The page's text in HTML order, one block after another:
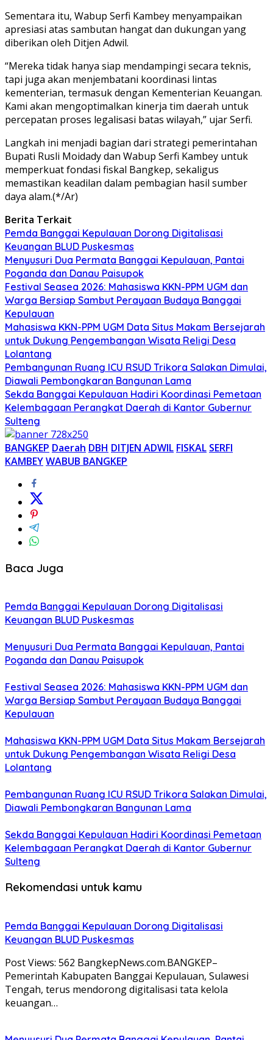
Sementara itu, Wabup Serfi Kambey menyampaikan
apresiasi atas sambutan hangat dan dukungan yang
diberikan oleh Ditjen Adwil.
“Mereka tidak hanya siap mendampingi secara teknis,
tapi juga akan menjembatani koordinasi lintas
kementerian, termasuk dengan Kementerian Keuangan.
Kami akan mengoptimalkan kinerja tim daerah untuk
percepatan proses legalisasi batas wilayah,” ujar Serfi.
Langkah ini menjadi bagian dari strategi pemerintahan
Bupati Rusli Moidady dan Wabup Serfi Kambey untuk
memperkuat fondasi fiskal Bangkep, sekaligus
memastikan keadilan dalam pembagian hasil sumber
daya alam.(*/Ar)
Berita Terkait
Pemda Banggai Kepulauan Dorong Digitalisasi
Keuangan BLUD Puskesmas
Menyusuri Dua Permata Banggai Kepulauan, Pantai
Poganda dan Danau Paisupok
Festival Seasea 2026: Mahasiswa KKN-PPM UGM dan
Warga Bersiap Sambut Perayaan Budaya Banggai
Kepulauan
Mahasiswa KKN-PPM UGM Data Situs Makam Bersejarah
untuk Dukung Pengembangan Wisata Religi Desa
Lolantang
Pembangunan Ruang ICU RSUD Trikora Salakan Dimulai,
Diawali Pembongkaran Bangunan Lama
Sekda Banggai Kepulauan Hadiri Koordinasi Pemetaan
Kelembagaan Perangkat Daerah di Kantor Gubernur
Sulteng
BANGKEP Daerah DBH DITJEN ADWIL FISKAL SERFI
KAMBEYWABUB BANGKEP
Baca Juga
Pemda Banggai Kepulauan Dorong Digitalisasi
Keuangan BLUD Puskesmas
Menyusuri Dua Permata Banggai Kepulauan, Pantai
Poganda dan Danau Paisupok
Festival Seasea 2026: Mahasiswa KKN-PPM UGM dan
Warga Bersiap Sambut Perayaan Budaya Banggai
Kepulauan
Mahasiswa KKN-PPM UGM Data Situs Makam Bersejarah
untuk Dukung Pengembangan Wisata Religi Desa
Lolantang
Pembangunan Ruang ICU RSUD Trikora Salakan Dimulai,
Diawali Pembongkaran Bangunan Lama
Sekda Banggai Kepulauan Hadiri Koordinasi Pemetaan
Kelembagaan Perangkat Daerah di Kantor Gubernur
Sulteng
Rekomendasi untuk kamu
Pemda Banggai Kepulauan Dorong Digitalisasi
Keuangan BLUD Puskesmas
Post Views: 562 BangkepNews.com.BANGKEP–
Pemerintah Kabupaten Banggai Kepulauan, Sulawesi
Tengah, terus mendorong digitalisasi tata kelola
keuangan…